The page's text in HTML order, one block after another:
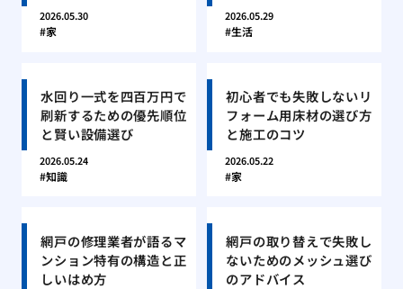
2026.05.30
家
2026.05.29
生活
水回り一式を四百万円で
刷新するための優先順位
と賢い設備選び
2026.05.24
知識
初心者でも失敗しないリ
フォーム用床材の選び方
と施工のコツ
2026.05.22
家
網戸の修理業者が語るマ
ンション特有の構造と正
しいはめ方
網戸の取り替えで失敗し
ないためのメッシュ選び
のアドバイス